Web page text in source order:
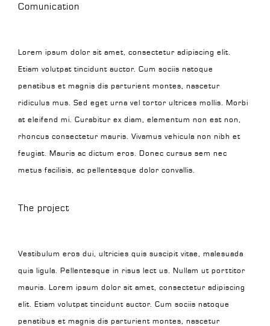
Comunication
Lorem ipsum dolor sit amet, consectetur adipiscing elit.
Etiam volutpat tincidunt auctor. Cum sociis natoque
penatibus et magnis dis parturient montes, nascetur
ridiculus mus. Sed eget urna vel tortor ultrices mollis. Morbi
at eleifend mi. Curabitur ex diam, elementum non est non,
rhoncus consectetur mauris. Vivamus vehicula non nibh et
feugiat. Mauris ac dictum eros. Donec cursus sem nec
metus facilisis, ac pellentesque dolor convallis.
The project
Vestibulum eros dui, ultricies quis suscipit vitae, malesuada
quis ligula. Pellentesque in risus lect us. Nullam ut porttitor
mauris. Lorem ipsum dolor sit amet, consectetur adipiscing
elit. Etiam volutpat tincidunt auctor. Cum sociis natoque
penatibus et magnis dis parturient montes, nascetur